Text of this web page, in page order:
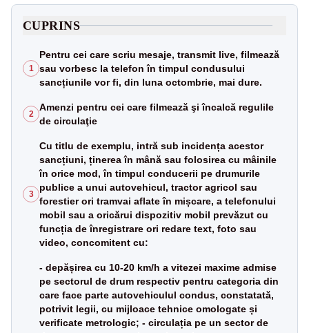
CUPRINS
1
Pentru cei care scriu mesaje, transmit live, filmează
sau vorbesc la telefon în timpul condusului
sancțiunile vor fi, din luna octombrie, mai dure.
2
Amenzi pentru cei care filmează şi încalcă regulile
de circulaţie
3
Cu titlu de exemplu, intră sub incidența acestor
sancțiuni, ținerea în mână sau folosirea cu mâinile
în orice mod, în timpul conducerii pe drumurile
publice a unui autovehicul, tractor agricol sau
forestier ori tramvai aflate în mișcare, a telefonului
mobil sau a oricărui dispozitiv mobil prevăzut cu
funcția de înregistrare ori redare text, foto sau
video, concomitent cu:
- depășirea cu 10-20 km/h a vitezei maxime admise
pe sectorul de drum respectiv pentru categoria din
care face parte autovehiculul condus, constatată,
potrivit legii, cu mijloace tehnice omologate și
verificate metrologic; - circulația pe un sector de